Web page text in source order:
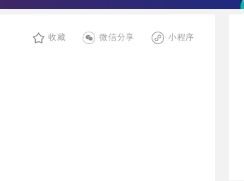
收藏 微信分享 小程序